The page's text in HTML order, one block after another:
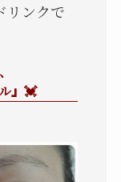
リンクで
』💓